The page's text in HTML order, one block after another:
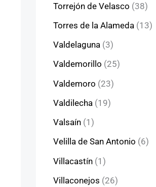
Torrejón de Velasco (38)
Torres de la Alameda (13)
Valdelaguna (3)
Valdemorillo (25)
Valdemoro (23)
Valdilecha (19)
Valsaín (1)
Velilla de San Antonio (6)
Villacastín (1)
Villaconejos (26)